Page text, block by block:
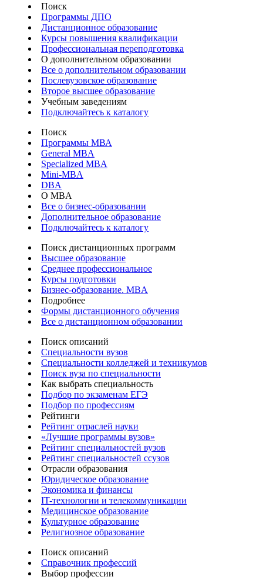
Поиск
Программы ДПО
Дистанционное образование
Курсы повышения квалификации
Профессиональная переподготовка
О дополнительном образовании
Все о дополнительном образовании
Послевузовское образование
Второе высшее образование
Учебным заведениям
Подключайтесь к каталогу
Поиск
Программы МВА
General MBA
Specialized MBA
Mini-MBA
DBA
О MBA
Все о бизнес-образовании
Дополнительное образование
Подключайтесь к каталогу
Поиск дистанционных программ
Высшее образование
Среднее профессиональное
Курсы подготовки
Бизнес-образование. MBA
Подробнее
Формы дистанционного обучения
Все о дистанционном образовании
Поиск описаний
Специальности вузов
Специальности колледжей и техникумов
Поиск вуза по специальности
Как выбрать специальность
Подбор по экзаменам ЕГЭ
Подбор по профессиям
Рейтинги
Рейтинг отраслей науки
«Лучшие программы вузов»
Рейтинг специальностей вузов
Рейтинг специальностей ссузов
Отрасли образования
Юридическое образование
Экономика и финансы
IT-технологии и телекоммуникации
Медицинское образование
Культурное образование
Религиозное образование
Поиск описаний
Справочник профессий
Выбор профессии